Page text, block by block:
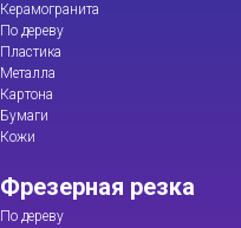
Керамогранита
По дереву
Пластика
Металла
Картона
Бумаги
Кожи
Фрезерная резка
По дереву